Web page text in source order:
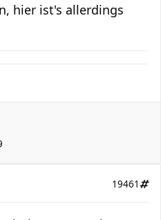
hier ist's allerdings
19461